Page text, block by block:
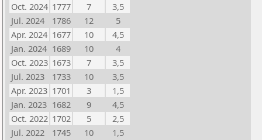
Oct. 2024 1777 7
3,5
Jul. 2024
1786 12
5
Apr. 2024 1677 10
4,5
Jan. 2024 1689 10
4
Oct. 2023 1673 7
3,5
Jul. 2023
1733 10
3,5
Apr. 2023 1701 3
1,5
Jan. 2023 1682 9
4,5
Oct. 2022 1702 5
2,5
Jul. 2022
1745 10
1,5